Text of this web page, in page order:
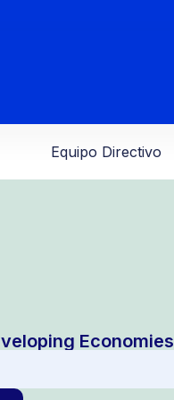
Equipo Directivo
Economies